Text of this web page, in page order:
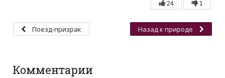
24 1
Поезд-призрак Назад к природе
Комментарии